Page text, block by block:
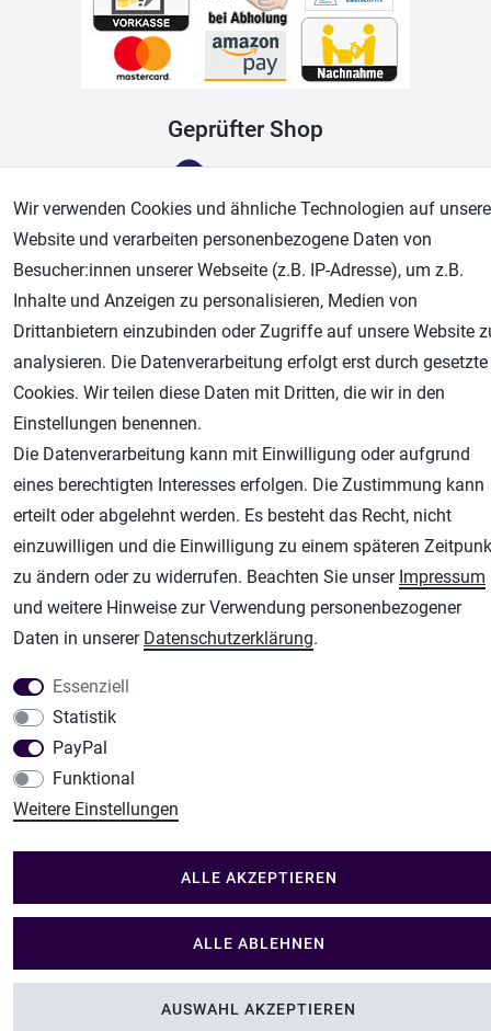
Geprüfter Shop
AGB Datenschutz Impressum
Unsere weiteren Shops:
Airbrush-City
Fachhandel für: Airbrushpistolen, Kompressoren, Airbrushfarben
Modellbau-City
Modellbau Shop
Plotter-City
Schneideplotter, Transferpressen, Siebdruck und Plotterfolien
Küchen Zubehör - Haus/Garten - Tierbedarf
Wir verwenden Cookies und ähnliche Technologien auf
Website und verarbeiten personenbezogene Daten von
Besucher:innen unserer Webseite (z.B. IP-Adresse), um z.B.
Inhalte und Anzeigen zu personalisieren, Medien von
Drittanbietern einzubinden oder Zugriffe auf unsere Website
analysieren. Die Datenverarbeitung erfolgt erst durch gesetzte
Cookies. Wir teilen diese Daten mit Dritten, die wir in den
Einstellungen benennen.
Die Datenverarbeitung kann mit Einwilligung oder aufgrund
eines berechtigten Interesses erfolgen. Die Zustimmung kann
erteilt oder abgelehnt werden. Es besteht das Recht, nicht
einzuwilligen und die Einwilligung zu einem späteren
zu ändern oder zu widerrufen. Beachten Sie unser Impressum
und weitere Hinweise zur Verwendung personenbezogener
Daten in unserer Daten­schutz­erklärung.
Essenziell
Statistik
PayPal
Funktional
Weitere Einstellungen
ALLE AKZEPTIEREN
ALLE ABLEHNEN
AUSWAHL AKZEPTIEREN